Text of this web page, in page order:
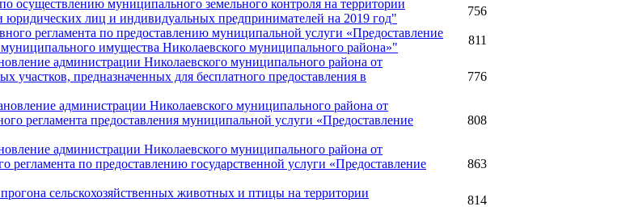
осуществлению муниципального земельного контроля на территории
лиц и индивидуальных предпринимателей на 2019 год"
756
регламента по предоставлению муниципальной услуги «Предоставление
имущества Николаевского муниципального района»"
811
администрации Николаевского муниципального района от
предназначенных для бесплатного предоставления в
776
администрации Николаевского муниципального района от
регламента предоставления муниципальной услуги «Предоставление
808
администрации Николаевского муниципального района от
по предоставлению государственной услуги «Предоставление
863
сельскохозяйственных животных и птицы на территории
814